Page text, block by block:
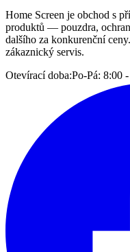
Home Screen je obchod s
produktů — pouzdra,
dalšího za konkurenční
zákaznický servis.
Otevírací doba:Po-Pá: 8:00